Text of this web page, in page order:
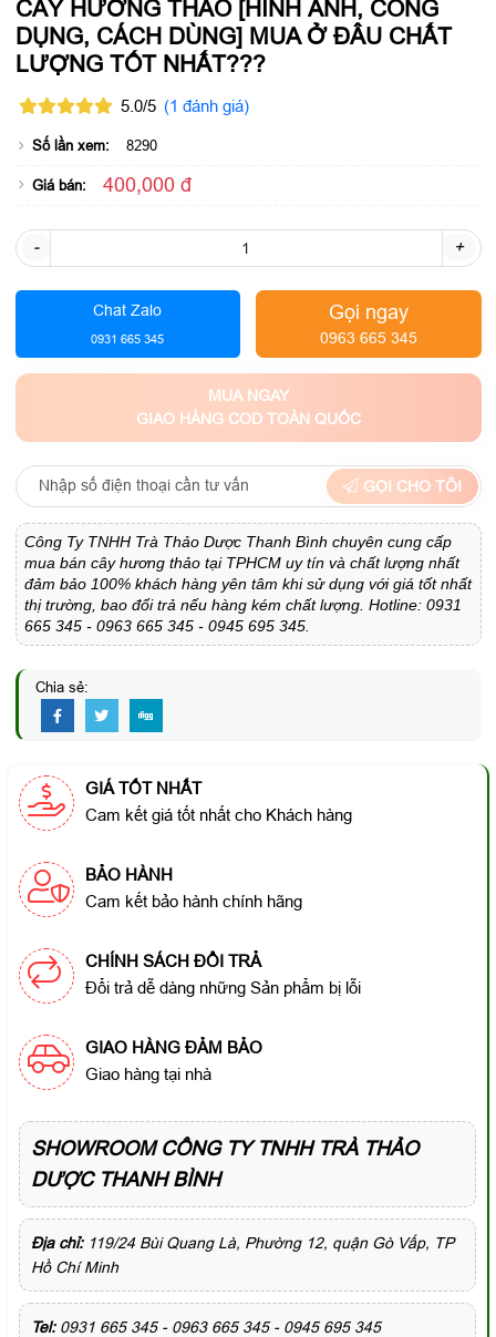
CÂY HƯƠNG THẢO [HÌNH ẢNH, CÔNG
DỤNG, CÁCH DÙNG] MUA Ở ĐÂU CHẤT
LƯỢNG TỐT NHẤT???
5.0/5 (1 đánh giá)
Số lần xem: 8290
Giá bán: 400,000 đ
- +
Chat Zalo
0931 665 345
Gọi ngay
0963 665 345
MUA NGAY
GIAO HÀNG COD TOÀN QUỐC
GỌI CHO TÔI
Công Ty TNHH Trà Thảo Dược Thanh Bình chuyên cung cấp
mua bán cây hương thảo tại TPHCM uy tín và chất lượng nhất
đảm bảo 100% khách hàng yên tâm khi sử dụng với giá tốt nhất
thị trường, bao đổi trả nếu hàng kém chất lượng. Hotline: 0931
665 345 - 0963 665 345 - 0945 695 345.
Chia sẻ:
GIÁ TỐT NHẤT
Cam kết giá tốt nhất cho Khách hàng
BẢO HÀNH
Cam kết bảo hành chính hãng
CHÍNH SÁCH ĐỔI TRẢ
Đổi trả dễ dàng những Sản phẩm bị lỗi
GIAO HÀNG ĐẢM BẢO
Giao hàng tại nhà
SHOWROOM CÔNG TY TNHH TRÀ THẢO
DƯỢC THANH BÌNH
Địa chỉ: 119/24 Bùi Quang Là, Phường 12, quận Gò Vấp, TP
Hồ Chí Minh
Tel:0931 665 345 - 0963 665 345 - 0945 695 345